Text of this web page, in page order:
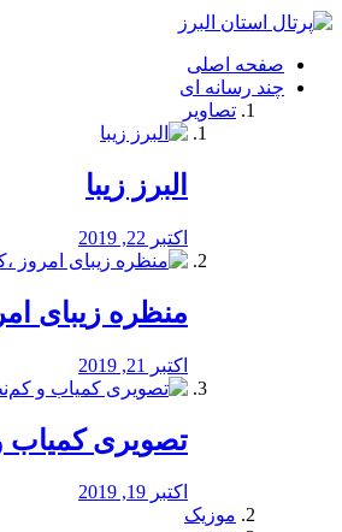
فصد
شرق
تهران
خشکشویی
صفحه اصلی
چند رسانه ای
تصاویر
البرز زیبا
اکتبر 22, 2019
منظره‌‌ زیبای
اکتبر 21, 2019
️تصویری کمیاب و
اکتبر 19, 2019
موزیک